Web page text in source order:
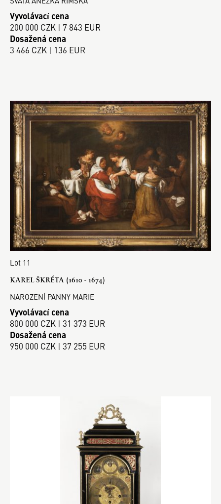
Vyvolávací cena
200 000 CZK | 7 843 EUR
Dosažená cena
3 466 CZK | 136 EUR
Lot 11
KAREL ŠKRÉTA (1610 - 1674)
NAROZENÍ PANNY MARIE
Vyvolávací cena
800 000 CZK | 31 373 EUR
Dosažená cena
950 000 CZK | 37 255 EUR